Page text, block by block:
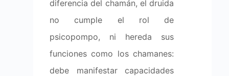
diferencia del chamán, el druida
no cumple el rol de
psicopompo, ni hereda sus
funciones como los chamanes:
debe manifestar capacidades